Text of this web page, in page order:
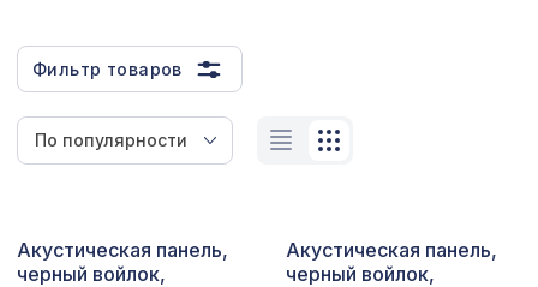
Натуральные покрытия
Перфорированные панели
Плинтусы
Фильтр товаров
По популярности
Акустическая панель,
черный войлок,
Акустическая панель,
черный войлок,